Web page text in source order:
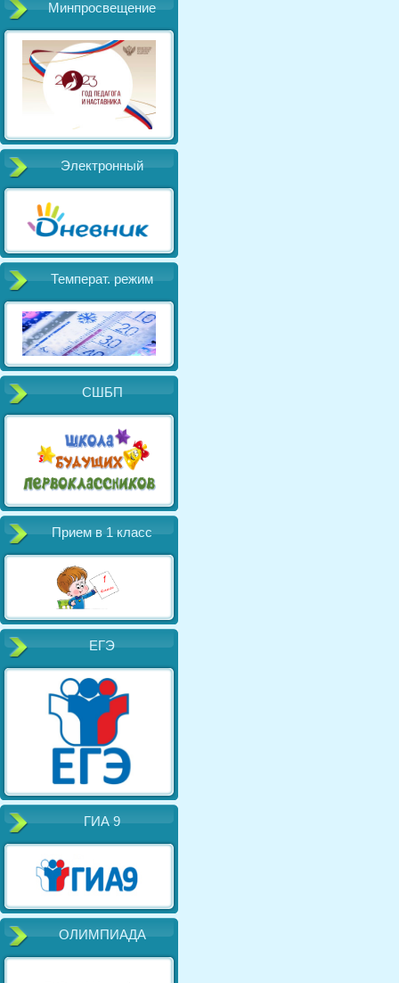
Минпросвещение
Электронный
Температ. режим
СШБП
Прием в 1 класс
ЕГЭ
ГИА 9
ОЛИМПИАДА